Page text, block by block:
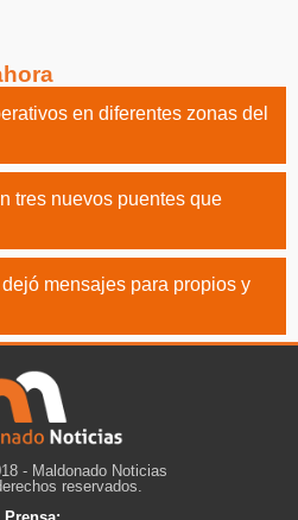
en diferentes zonas del
tres nuevos puentes que
mensajes para propios y
- Maldonado Noticias
reservados.